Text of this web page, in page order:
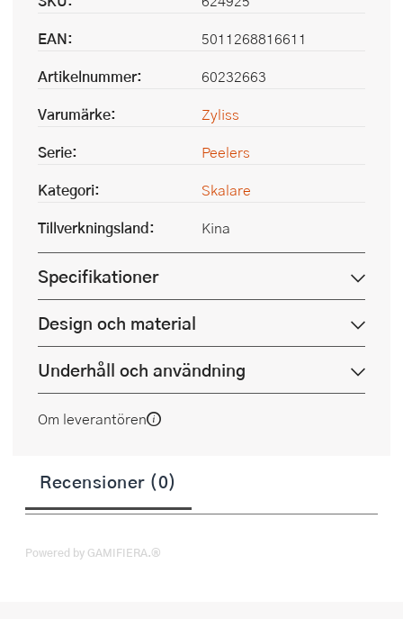
EAN:
5011268816611
Artikelnummer:
60232663
Varumärke:
Zyliss
Serie:
Peelers
Kategori:
Skalare
Tillverkningsland:
Kina
Specifikationer
Design och material
Underhåll och användning
Om leverantören
Recensioner (0)
Powered by GAMIFIERA.®